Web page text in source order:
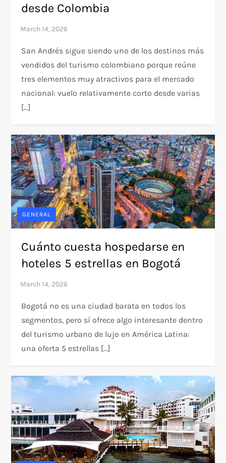
desde Colombia
San Andrés sigue siendo uno de los destinos más
vendidos del turismo colombiano porque reúne
tres elementos muy atractivos para el mercado
nacional: vuelo relativamente corto desde varias
[…]
GENERAL
Cuánto cuesta hospedarse en
hoteles 5 estrellas en Bogotá
Bogotá no es una ciudad barata en todos los
segmentos, pero sí ofrece algo interesante dentro
del turismo urbano de lujo en América Latina:
una oferta 5 estrellas […]